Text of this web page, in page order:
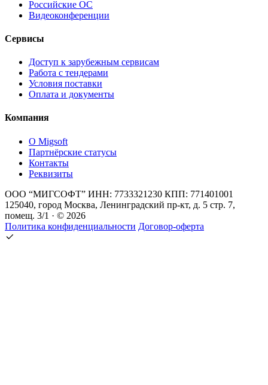
Российские ОС
Видеоконференции
Сервисы
Доступ к зарубежным сервисам
Работа с тендерами
Условия поставки
Оплата и документы
Компания
О Migsoft
Партнёрские статусы
Контакты
Реквизиты
ООО “МИГСОФТ” ИНН: 7733321230 КПП: 771401001
125040, город Москва, Ленинградский пр-кт, д. 5 стр. 7,
помещ. 3/1 · © 2026
Политика конфиденциальности Договор-оферта